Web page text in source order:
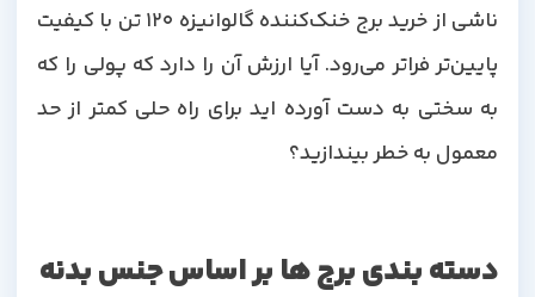
ناشی از خرید برج خنک‌کننده گالوانیزه 120 تن با کیفیت
پایین‌تر فراتر می‌رود. آیا ارزش آن را دارد که پولی را که
به سختی به دست آورده اید برای راه حلی کمتر از حد
معمول به خطر بیندازید؟
دسته بندی برج ها بر اساس جنس بدنه